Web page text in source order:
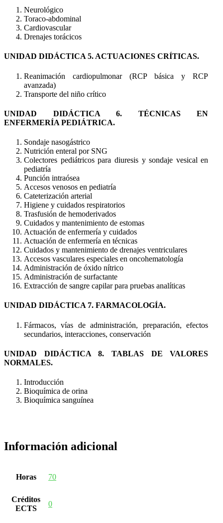
Neurológico
Toraco-abdominal
Cardiovascular
Drenajes torácicos
UNIDAD DIDÁCTICA 5. ACTUACIONES CRÍTICAS.
Reanimación cardiopulmonar (RCP básica y RCP
avanzada)
Transporte del niño crítico
UNIDAD DIDÁCTICA 6. TÉCNICAS EN
ENFERMERÍA PEDIÁTRICA.
Sondaje nasogástrico
Nutrición enteral por SNG
Colectores pediátricos para diuresis y sondaje vesical en
pediatría
Punción intraósea
Accesos venosos en pediatría
Cateterización arterial
Higiene y cuidados respiratorios
Trasfusión de hemoderivados
Cuidados y mantenimiento de estomas
Actuación de enfermería y cuidados
Actuación de enfermería en técnicas
Cuidados y mantenimiento de drenajes ventriculares
Accesos vasculares especiales en oncohematología
Administración de óxido nítrico
Administración de surfactante
Extracción de sangre capilar para pruebas analíticas
UNIDAD DIDÁCTICA 7. FARMACOLOGÍA.
Fármacos, vías de administración, preparación, efectos
secundarios, interacciones, conservación
UNIDAD DIDÁCTICA 8. TABLAS DE VALORES
NORMALES.
Introducción
Bioquímica de orina
Bioquímica sanguínea
Información adicional
Horas 70
Créditos
ECTS
0